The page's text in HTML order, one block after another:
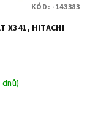
X341, HITACHI
KÓD: -143383